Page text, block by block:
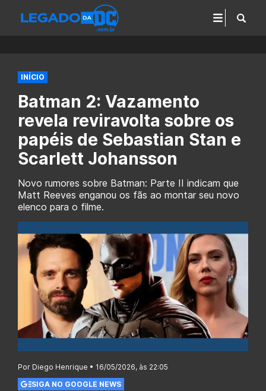
INÍCIO
Batman 2: Vazamento
revela reviravolta sobre os
papéis de Sebastian Stan e
Scarlett Johansson
Novo rumores sobre Batman: Parte II indicam que
Matt Reeves enganou os fãs ao montar seu novo
elenco para o filme.
Por Diego Henrique • 16/05/2026, às 22:05
SIGA NO GOOGLE NEWS